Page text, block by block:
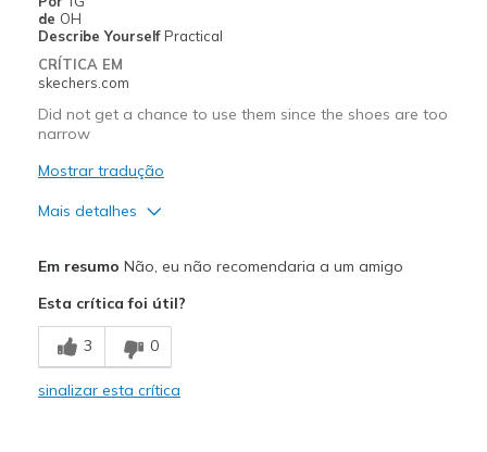
de OH
Describe Yourself Practical
CRÍTICA EM
skechers.com
Did not get a chance to use them since the shoes are too
narrow
Mostrar tradução
Mais detalhes
Melhores utilizações
field sports
Em resumo Não, eu não recomendaria a um amigo
Esta crítica foi útil?
3 0
sinalizar esta crítica